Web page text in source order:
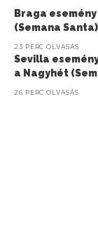
Braga
(Semana
23 PERC OLVASÁS
Sevilla
a Nagyhét
26 PERC OLVASÁS